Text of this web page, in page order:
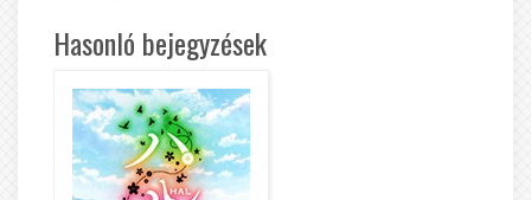
Hasonló bejegyzések